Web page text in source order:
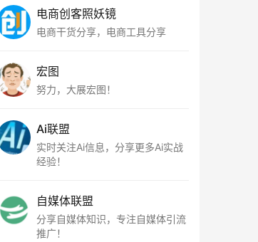
电商创客照妖镜
电商干货分享，电商工具分享
宏图
努力，大展宏图！
Ai联盟
实时关注Ai信息，分享更多Ai实战
经验！
自媒体联盟
分享自媒体知识，专注自媒体引流
推广！